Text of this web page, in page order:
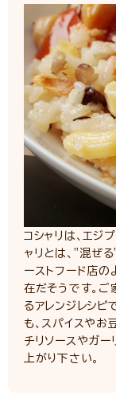
コシャリは、エジ
ャリとは、”混ぜ
ーストフード店
在だそうです。
るアレンジレシピ
も、スパイスやお
チリソースやガ
上がり下さい。